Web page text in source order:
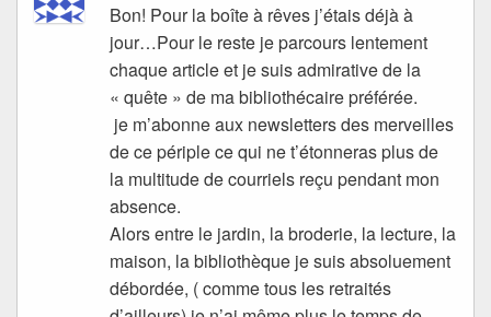
Bon! Pour la boîte à rêves j’étais déjà à
jour…Pour le reste je parcours lentement
chaque article et je suis admirative de la
« quête » de ma bibliothécaire préférée.
je m’abonne aux newsletters des merveilles
de ce périple ce qui ne t’étonneras plus de
la multitude de courriels reçu pendant mon
absence.
Alors entre le jardin, la broderie, la lecture, la
maison, la bibliothèque je suis absoluement
débordée, ( comme tous les retraités